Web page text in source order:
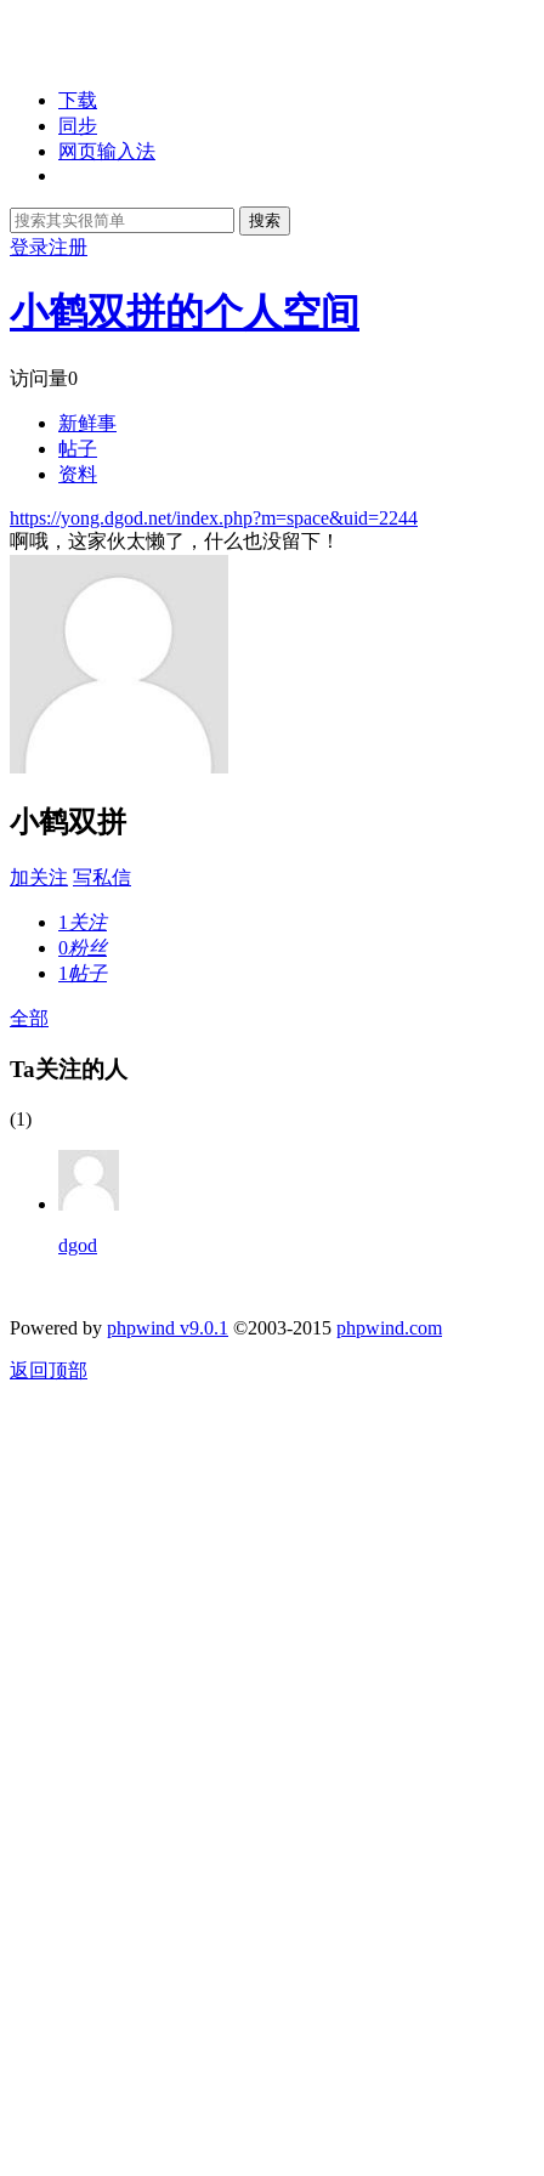
下载
同步
网页输入法
搜索
登录注册
小鹤双拼的个人空间
访问量0
新鲜事
帖子
资料
https://yong.dgod.net/index.php?m=space&uid=2244
啊哦，这家伙太懒了，什么也没留下！
小鹤双拼
加关注 写私信
1 关注
0粉丝
1 帖子
全部
Ta关注的人
(1)
dgod
Powered by phpwind v9.0.1 ©2003-2015 phpwind.com
返回顶部